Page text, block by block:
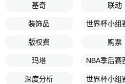
基奇 联动
装饰品 世界杯小组
版权费 购票
玛塔 NBA季后赛
深度分析 世界杯小组